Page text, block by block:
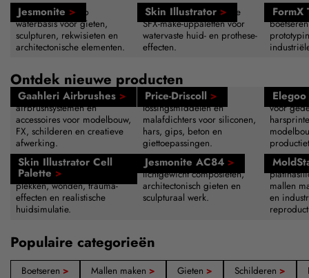
Jesmonite >
Acrylcomposiet op
waterbasis voor gieten,
sculpturen, rekwisieten en
architectonische elementen.
Skin Illustrator >
Op alcohol geactiveerde
SFX-make-uppaletten voor
watervaste huid- en prothese-
effecten.
FormX
Ontdek nieuwe producten
Gaahleri Airbrushes >
Professionele
airbrushsystemen en
accessoires voor modelbouw,
FX, schilderen en creatieve
afwerking.
Price-Driscoll >
Geavanceerde
lossingsmiddelen en
malafdichters voor siliconen,
hars, gips, beton en
giettoepassingen.
voor
Skin Illustrator Cell
Palette >
Op alcohol geactiveerd
make-uppalet voor blauwe
plekken, wonden, trauma-
effecten en realistische
huidsimulatie.
Jesmonite AC84 >
Acrylharssysteem voor
lichtgewicht composieten,
architectonisch gieten en
sculpturaal werk.
mallen
en
Populaire categorieën
Boetseren > Mallen maken > Gieten > Schilderen >